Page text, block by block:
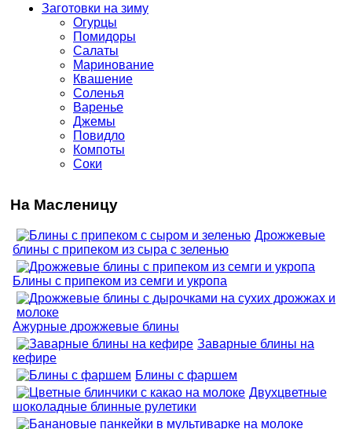
Заготовки на зиму
Огурцы
Помидоры
Салаты
Маринование
Квашение
Соленья
Варенье
Джемы
Повидло
Компоты
Соки
На Масленицу
Дрожжевые
блины с припеком из сыра с зеленью
Блины с припеком из семги и укропа
Ажурные дрожжевые блины
Заварные блины на
кефире
Блины с фаршем
Двухцветные
шоколадные блинные рулетики